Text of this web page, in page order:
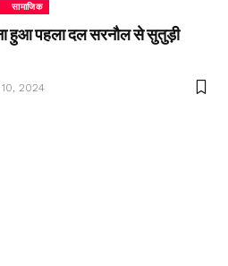
सामाजिक
हुआ पहला दल सरनौल से सुतुड़ी
2024